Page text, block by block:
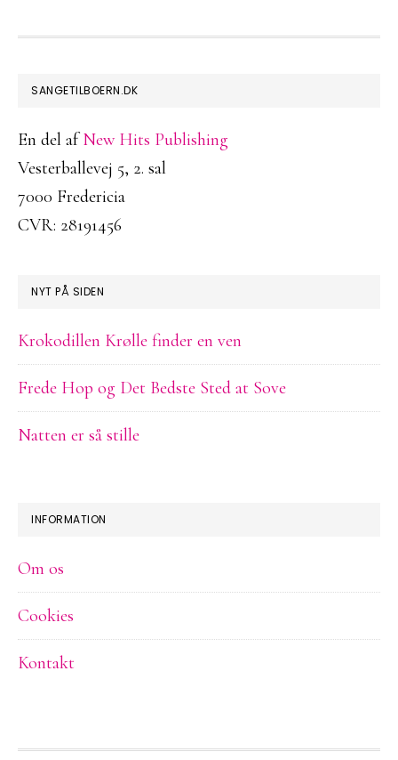
FOOTER
SANGETILBOERN.DK
En del afNew Hits Publishing
Vesterballevej 5, 2. sal
7000 Fredericia
CVR: 28191456
NYT PÅ SIDEN
Krokodillen Krølle finder en ven
Frede Hop og Det Bedste Sted at Sove
Natten er så stille
INFORMATION
Om os
Cookies
Kontakt